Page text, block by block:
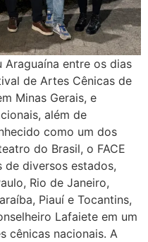
entre os dias
de Artes Cênicas de
Minas Gerais, e
além de
como um dos
do Brasil, o FACE
de diversos estados,
Rio de Janeiro,
Piauí e Tocantins,
Lafaiete em um
cênicas nacionais. A